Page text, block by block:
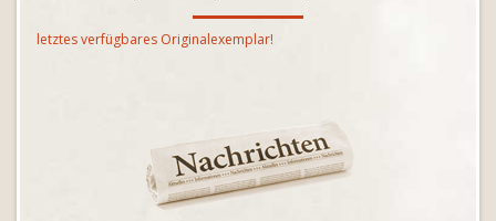
letztes verfügbares Originalexemplar!